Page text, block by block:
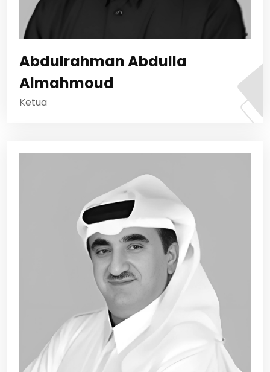
Abdulrahman Abdulla
Almahmoud
Ketua